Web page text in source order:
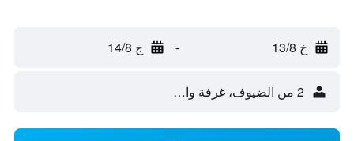
خ 13/8 - ج 14/8
2 من الضيوف، غرفة واحدة